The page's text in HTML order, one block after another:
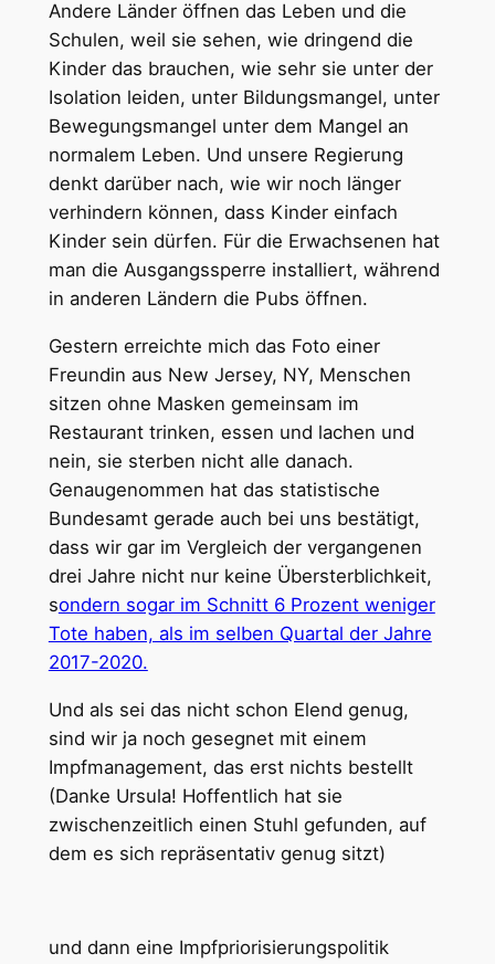
Andere Länder öffnen das Leben und die
Schulen, weil sie sehen, wie dringend die
Kinder das brauchen, wie sehr sie unter der
Isolation leiden, unter Bildungsmangel, unter
Bewegungsmangel unter dem Mangel an
normalem Leben. Und unsere Regierung
denkt darüber nach, wie wir noch länger
verhindern können, dass Kinder einfach
Kinder sein dürfen. Für die Erwachsenen hat
man die Ausgangssperre installiert, während
in anderen Ländern die Pubs öffnen.
Gestern erreichte mich das Foto einer
Freundin aus New Jersey, NY, Menschen
sitzen ohne Masken gemeinsam im
Restaurant trinken, essen und lachen und
nein, sie sterben nicht alle danach.
Genaugenommen hat das statistische
Bundesamt gerade auch bei uns bestätigt,
dass wir gar im Vergleich der vergangenen
drei Jahre nicht nur keine Übersterblichkeit,
sondern sogar im Schnitt 6 Prozent weniger
Tote haben, als im selben Quartal der Jahre
2017-2020.
Und als sei das nicht schon Elend genug,
sind wir ja noch gesegnet mit einem
Impfmanagement, das erst nichts bestellt
(Danke Ursula! Hoffentlich hat sie
zwischenzeitlich einen Stuhl gefunden, auf
dem es sich repräsentativ genug sitzt)
und dann eine Impfpriorisierungspolitik